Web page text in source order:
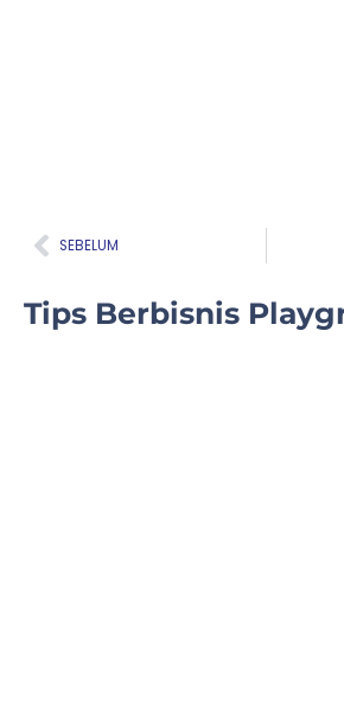
Prev
SEBELUM
Tips Berbisnis